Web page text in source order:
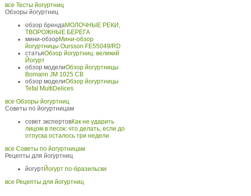
все Тесты йогуртниц
Обзоры йогуртниц
обзор брендаМОЛОЧНЫЕ РЕКИ,
ТВОРОЖНЫЕ БЕРЕГА
мини-обзорМини-обзор
йогуртницы Oursson FE55049/RD
статьяОбзор йогуртниц: великий
Йогурт
обзор моделиОбзор йогуртницы
Bomann JM 1025 CB
обзор моделиОбзор йогуртницы
Tefal MultiDelices
все Обзоры йогуртниц
Советы по йогуртницам
совет экспертовКак не ударить
лицом в песок: что делать, если до
отпуска осталось три недели
все Советы по йогуртницам
Рецепты для йогуртниц
йогуртЙогурт по-бразильски
все Рецепты для йогуртниц